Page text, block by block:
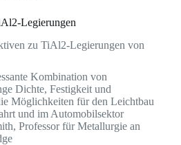
Legierungen
zu TiAl2-Legierungen von
Kombination von
Dichte, Festigkeit und
Möglichkeiten für den Leichtbau
und im Automobilsektor
Professor für Metallurgie an